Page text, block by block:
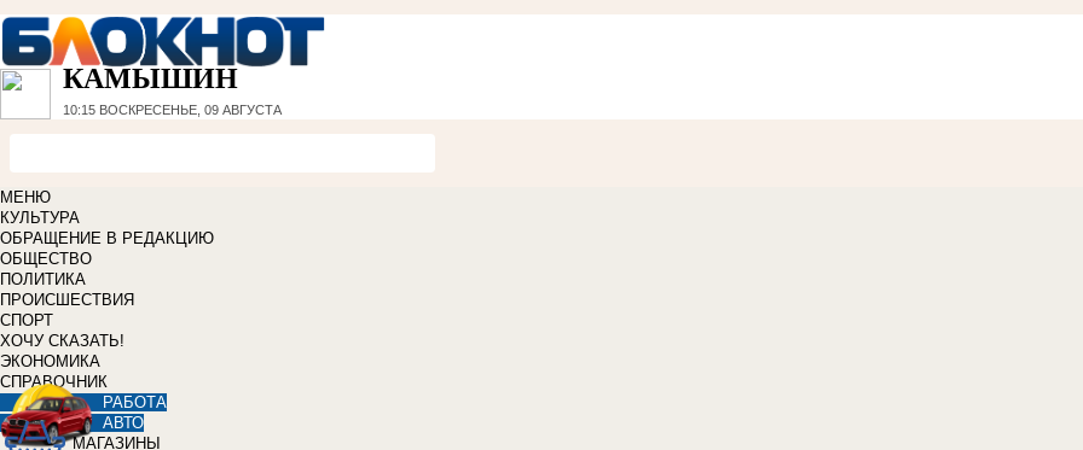
КАМЫШИН
10:15 ВОСКРЕСЕНЬЕ, 09 АВГУСТА
МЕНЮ
КУЛЬТУРА
ОБРАЩЕНИЕ В РЕДАКЦИЮ
ОБЩЕСТВО
ПОЛИТИКА
ПРОИСШЕСТВИЯ
СПОРТ
ХОЧУ СКАЗАТЬ!
ЭКОНОМИКА
СПРАВОЧНИК
РАБОТА
АВТО
МАГАЗИНЫ